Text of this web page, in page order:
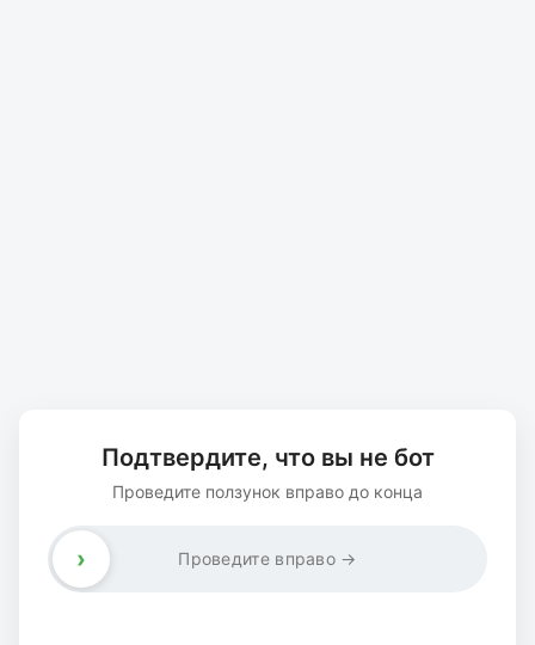
Подтвердите, что вы не бот
Проведите ползунок вправо до конца
Проведите вправо →
›